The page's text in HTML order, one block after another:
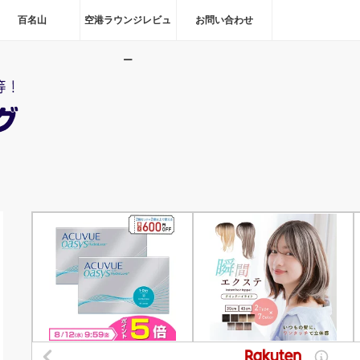
百名山 空港ラウンジレビュ
ー
お問い合わせ